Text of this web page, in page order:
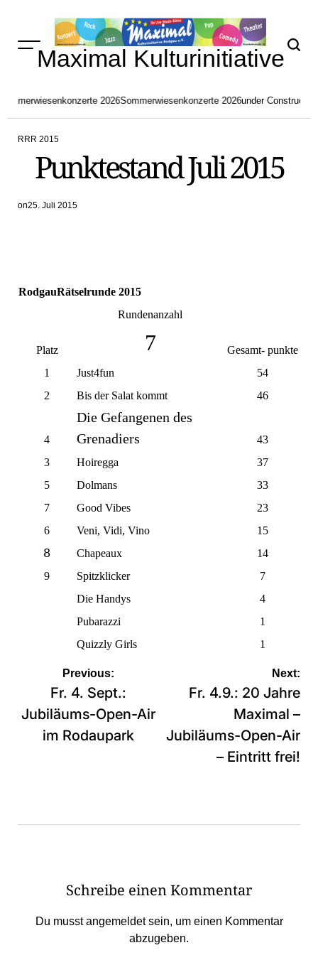
to
content
Maximal Kulturinitiative
2026Sommerwiesenkonzerte 2026under Construction
POSTED
RRR 2015
Punktestand Juli 2015
on25. Juli 2015
RodgauRätselrunde 2015
Rundenanzahl
Platz 7
Gesamt- punkte
1
Just4fun
54
2
Bis der Salat kommt 46
4
Die Gefangenen des
Grenadiers
43
3
Hoiregga
37
5
Dolmans
33
7
Good Vibes
23
6
Veni, Vidi, Vino 15
8 Chapeaux
14
9
Spitzklicker
7
Die Handys
4
Pubarazzi
1
Quizzly Girls
1
Beitragsnavigation
Previous:
Fr. 4. Sept.:
Jubiläums-Open-Air
im Rodaupark
Next:
Fr. 4.9.: 20 Jahre
Maximal –
Jubiläums-Open-Air
– Eintritt frei!
Schreibe einen Kommentar
Du musstangemeldetsein, um einen Kommentar
abzugeben.